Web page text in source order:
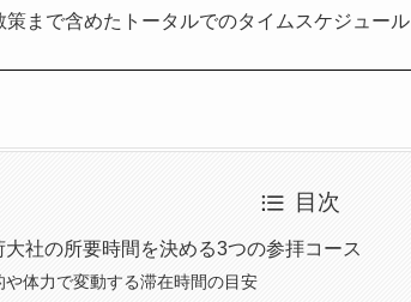
策まで含めたトータルでのタイムスケジュール
目次
大社の所要時間を決める3つの参拝コース
や体力で変動する滞在時間の目安